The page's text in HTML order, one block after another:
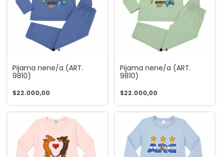
Pijama nene/a (ART.
9810)
$22.000,00
Pijama nene/a (ART.
9810)
$22.000,00